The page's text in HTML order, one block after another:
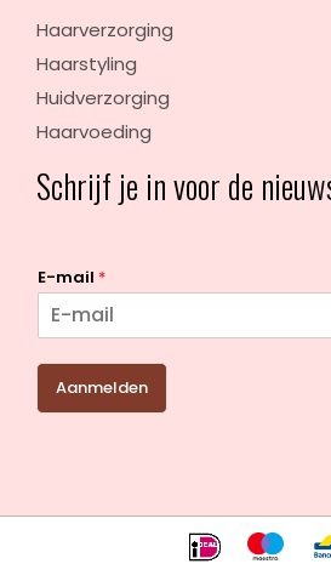
Haarverzorging
Haarstyling
Huidverzorging
Haarvoeding
Schrijf je in voor de
E-mail *
Aanmelden